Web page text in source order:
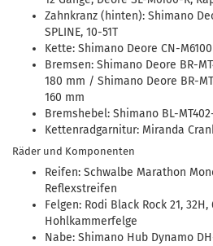
Zahnkranz (hinten): Shimano
SPLINE, 10-51T
Kette: Shimano Deore CN-M6100
Bremsen: Shimano Deore BR-
180 mm / Shimano Deore BR-
160 mm
Bremshebel: Shimano BL-
Kettenradgarnitur: Miranda
Räder und Komponenten
Reifen: Schwalbe Marathon
Reflexstreifen
Felgen: Rodi Black Rock 21,
Hohlkammerfelge
Nabe: Shimano Hub Dynamo